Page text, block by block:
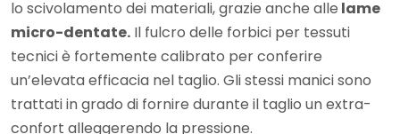
lo scivolamento dei materiali, grazie anche alle lame
micro-dentate. Il fulcro delle forbici per tessuti
tecnici è fortemente calibrato per conferire
un’elevata efficacia nel taglio. Gli stessi manici sono
trattati in grado di fornire durante il taglio un extra-
confort alleggerendo la pressione.